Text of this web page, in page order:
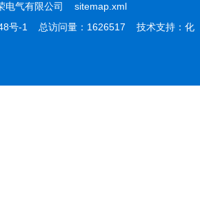
电气有限公司 sitemap.xml
号-1 总访问量：1626517 技术支持： 化